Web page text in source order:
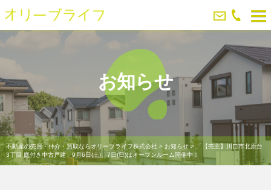
お知らせ
不動産の売買・仲介・買取ならオリーブライフ株式会社 > お知らせ> 「【売主】川口市北原台
3丁目 庭付き中古戸建」9月6日(土)、7日(日)はオープンルーム開催中！